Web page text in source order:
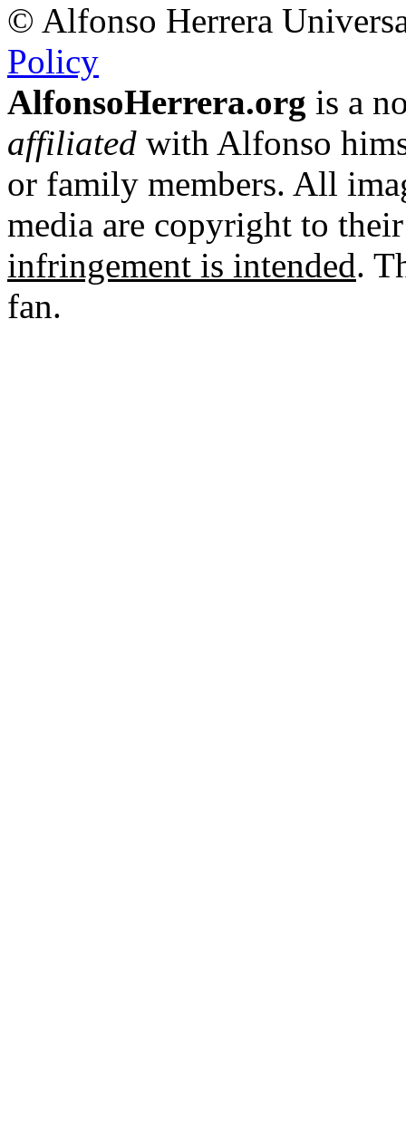
© Alfonso Herrera
Policy
AlfonsoHerrera.org is a
affiliated with Alfonso
or family members. All
media are copyright to
infringement is intended.
fan.